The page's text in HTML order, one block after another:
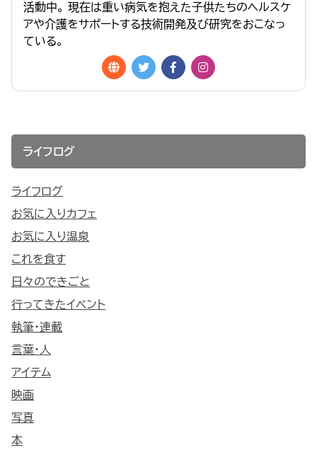
活動中。 現在は重い病気を抱えた子供たちのヘルスケ
アや介護をサポートする技術開発及び研究をおこなっ
ている。
ライフログ
ライフログ
お気に入りカフェ
お気に入り温泉
これを食す
日々のできごと
行ってきたイベント
執筆・連載
言葉・人
アイテム
映画
写真
本